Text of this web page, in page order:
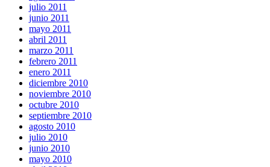
julio 2011
junio 2011
mayo 2011
abril 2011
marzo 2011
febrero 2011
enero 2011
diciembre 2010
noviembre 2010
octubre 2010
septiembre 2010
agosto 2010
julio 2010
junio 2010
mayo 2010